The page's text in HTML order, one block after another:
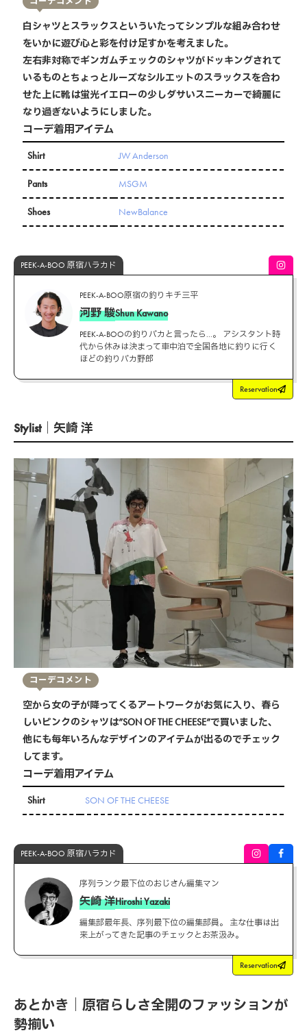
白シャツとスラックスといういたってシンプルな組み合わせ
をいかに遊び心と彩を付け足すかを考えました。
左右非対称でギンガムチェックのシャツがドッキングされて
いるものとちょっとルーズなシルエットのスラックスを合わ
せた上に靴は蛍光イエローの少しダサいスニーカーで綺麗に
なり過ぎないようにしました。
コーデ着用アイテム
Shirt JW Anderson
Pants MSGM
Shoes NewBalance
PEEK-A-BOO 原宿ハラカド
PEEK-A-BOO原宿の釣りキチ三平
河野 駿Shun Kawano
PEEK-A-BOOの釣りバカと言ったら...。 アシスタント時
代から休みは決まって車中泊で全国各地に釣りに行く
ほどの釣りバカ野郎
Reservation
Stylist｜矢崎 洋
コーデコメント
空から女の子が降ってくるアートワークがお気に入り、春ら
しいピンクのシャツは”SON OF THE CHEESE”で買いました、
他にも毎年いろんなデザインのアイテムが出るのでチェック
してます。
コーデ着用アイテム
Shirt SON OF THE CHEESE
PEEK-A-BOO 原宿ハラカド
序列ランク最下位のおじさん編集マン
矢崎 洋Hiroshi Yazaki
編集部最年長、序列最下位の編集部員。 主な仕事は出
来上がってきた記事のチェックとお茶汲み。
Reservation
あとかき｜原宿らしさ全開のファッションが
勢揃い